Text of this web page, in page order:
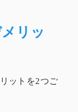
リッ
ットを2つご